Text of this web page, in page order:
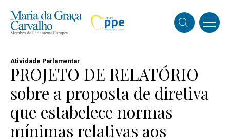
Atividade Parlamentar
PROJETO DE RELATÓRIO
sobre a proposta de diretiva
que estabelece normas
mínimas relativas aos